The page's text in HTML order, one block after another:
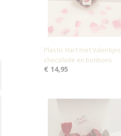
Plastic Hart met Valentijns
chocolade en bonbons
€ 14,95